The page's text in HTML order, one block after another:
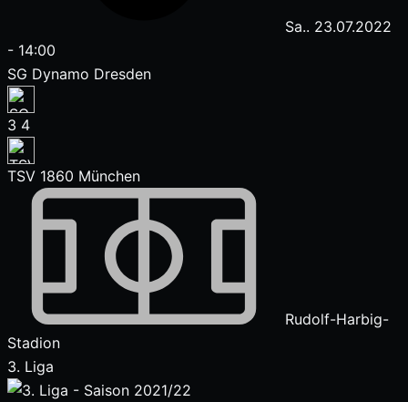
Sa.. 23.07.2022
- 14:00
SG Dynamo Dresden
3 4
TSV 1860 München
Rudolf-Harbig-
Stadion
3. Liga